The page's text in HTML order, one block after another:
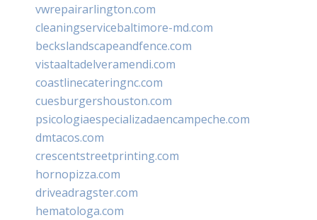
vwrepairarlington.com
cleaningservicebaltimore-md.com
beckslandscapeandfence.com
vistaaltadelveramendi.com
coastlinecateringnc.com
cuesburgershouston.com
psicologiaespecializadaencampeche.com
dmtacos.com
crescentstreetprinting.com
hornopizza.com
driveadragster.com
hematologa.com